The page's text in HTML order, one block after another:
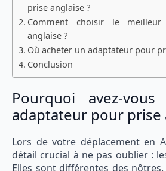
prise anglaise ?
Comment choisir le meilleur
anglaise ?
Où acheter un adaptateur pour
Conclusion
Pourquoi avez-vous
adaptateur pour prise
Lors de votre déplacement en
détail crucial à ne pas oublier :
Elles sont différentes des